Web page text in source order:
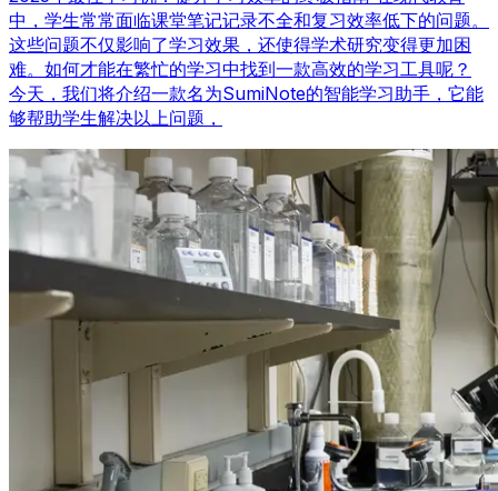
中，学生常常面临课堂笔记记录不全和复习效率低下的问题。
这些问题不仅影响了学习效果，还使得学术研究变得更加困
难。如何才能在繁忙的学习中找到一款高效的学习工具呢？
今天，我们将介绍一款名为SumiNote的智能学习助手，它能
够帮助学生解决以上问题，